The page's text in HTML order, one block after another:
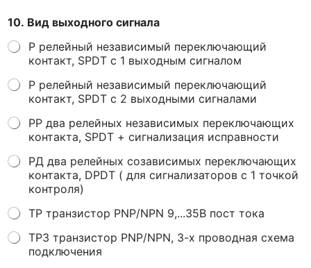
10. Вид выходного сигнала
P релейный независимый переключающий
контакт, SPDT с 1 выходным сигналом
P релейный независимый переключающий
контакт, SPDT с 2 выходными сигналами
PP два релейных независимых переключающих
контакта, SPDT + сигнализация исправности
PД два релейных созависимых переключающих
контакта, DPDT ( для сигнализаторов с 1 точкой
контроля)
ТР транзистор PNP/NPN 9,...35В пост тока
ТР3 транзистор PNP/NPN, 3-х проводная схема
подключения